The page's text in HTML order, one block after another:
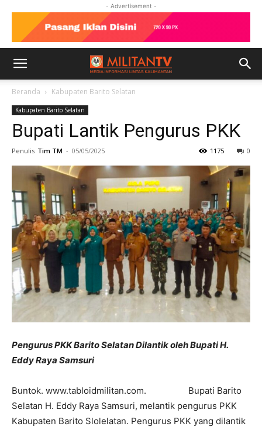
- Advertisement -
Beranda Kabupaten Barito Selatan
Kabupaten Barito Selatan
Bupati Lantik Pengurus PKK
Penulis Tim TM - 05/05/2025 0
1175
Pengurus PKK Barito Selatan Dilantik oleh Bupati H.
Eddy Raya Samsuri
Buntok. www.tabloidmilitan.com. Bupati Barito
Selatan H. Eddy Raya Samsuri, melantik pengurus PKK
Kabupaten Barito Slolelatan. Pengurus PKK yang dilantik